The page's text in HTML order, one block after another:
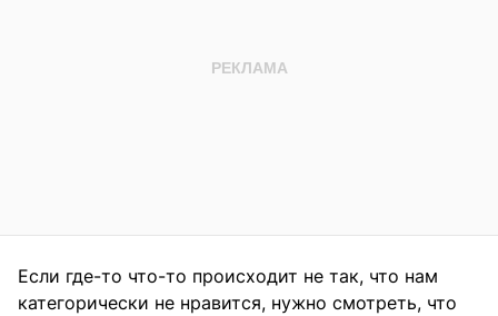
Если где-то что-то происходит не так, что нам
категорически не нравится, нужно смотреть, что